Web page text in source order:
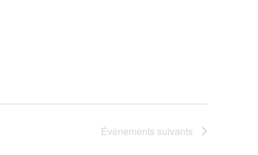
Évènements suivants